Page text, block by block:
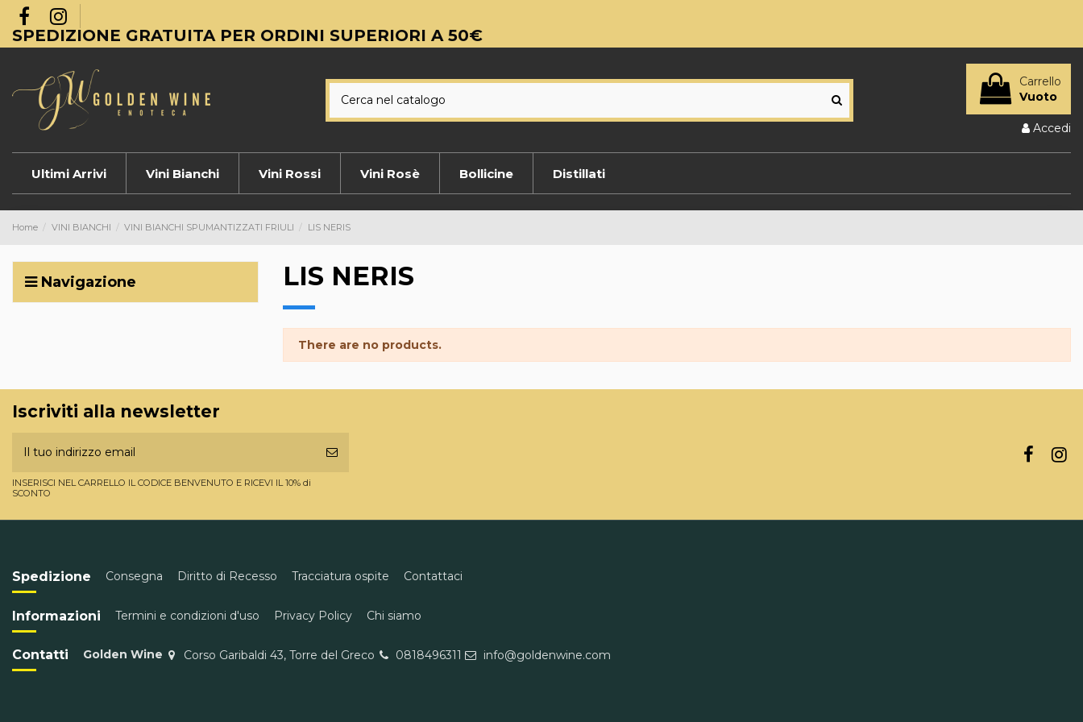
SPEDIZIONE GRATUITA PER ORDINI SUPERIORI A 50€
Carrello
Vuoto
Accedi
Ultimi Arrivi Vini Bianchi Vini Rossi Vini Rosè Bollicine Distillati
Home VINI BIANCHI VINI BIANCHI SPUMANTIZZATI FRIULI LIS NERIS
LIS NERIS
There are no products.
Navigazione
Iscriviti alla newsletter
INSERISCI NEL CARRELLO IL CODICE BENVENUTO E RICEVI IL 10% di
SCONTO
Spedizione Consegna Diritto di Recesso Tracciatura ospite Contattaci
Informazioni Termini e condizioni d'uso Privacy Policy Chi siamo
Contatti Golden Wine Corso Garibaldi 43, Torre del Greco 0818496311 info@goldenwine.com